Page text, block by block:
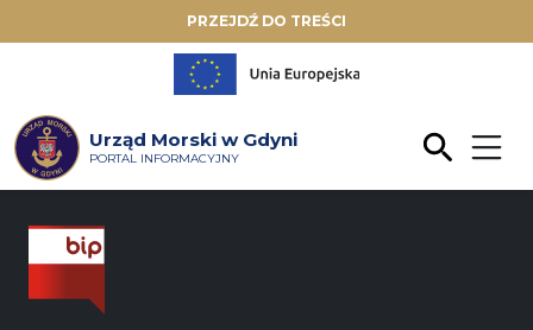
PRZEJDŹ DO TREŚCI
Urząd Morski w Gdyni
PORTAL INFORMACYJNY